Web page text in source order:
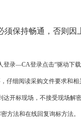
保持畅通，否则因
登录—CA登录点击“驱动下
仔细阅读采购文件要求和相
开标现场，不接受现场解
方法和在线回复询标方法。